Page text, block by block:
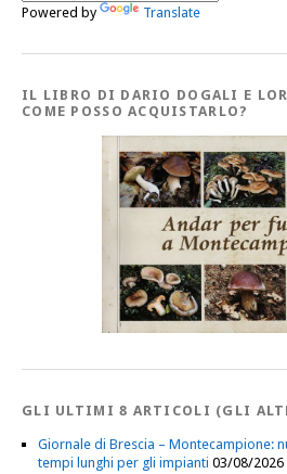
Powered by Translate
IL LIBRO DI DARIO DOGALI E
COME POSSO ACQUISTARLO?
GLI ULTIMI 8 ARTICOLI (GLI
Giornale di Brescia – Montecampione:
tempi lunghi per gli impianti 03/08/2026